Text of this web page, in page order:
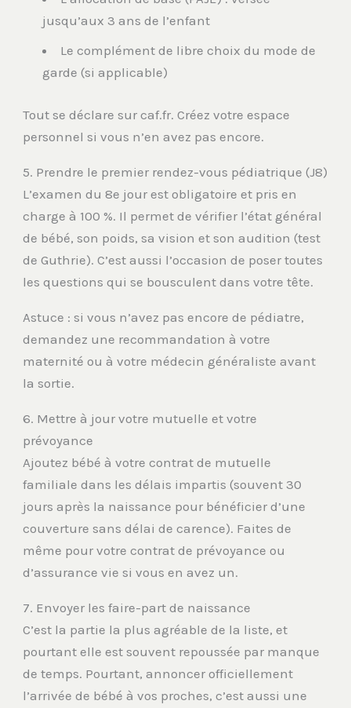
jusqu’aux 3 ans de l’enfant
Le complément de libre choix du mode de
garde (si applicable)
Tout se déclare sur caf.fr. Créez votre espace
personnel si vous n’en avez pas encore.
5. Prendre le premier rendez-vous pédiatrique (J8)
L’examen du 8e jour est obligatoire et pris en
charge à 100 %. Il permet de vérifier l’état général
de bébé, son poids, sa vision et son audition (test
de Guthrie). C’est aussi l’occasion de poser toutes
les questions qui se bousculent dans votre tête.
Astuce : si vous n’avez pas encore de pédiatre,
demandez une recommandation à votre
maternité ou à votre médecin généraliste avant
la sortie.
6. Mettre à jour votre mutuelle et votre
prévoyance
Ajoutez bébé à votre contrat de mutuelle
familiale dans les délais impartis (souvent 30
jours après la naissance pour bénéficier d’une
couverture sans délai de carence). Faites de
même pour votre contrat de prévoyance ou
d’assurance vie si vous en avez un.
7. Envoyer les faire-part de naissance
C’est la partie la plus agréable de la liste, et
pourtant elle est souvent repoussée par manque
de temps. Pourtant, annoncer officiellement
l’arrivée de bébé à vos proches, c’est aussi une